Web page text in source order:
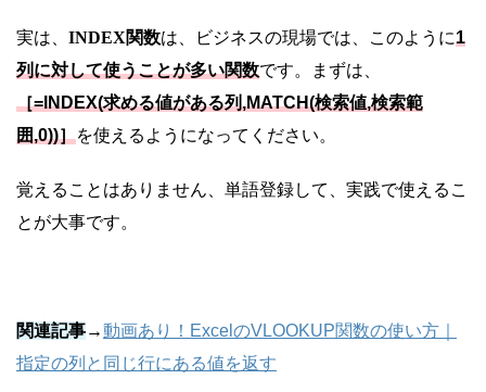
実は、 INDEX関数は、ビジネスの現場では、このように1
列に対して使うことが多い関数です。まずは、
［=INDEX(求める値がある列,MATCH(検索値,検索範
囲,0))］を使えるようになってください。
覚えることはありません、単語登録して、実践で使えるこ
とが大事です。
関連記事→動画あり！ExcelのVLOOKUP関数の使い方｜
指定の列と同じ行にある値を返す